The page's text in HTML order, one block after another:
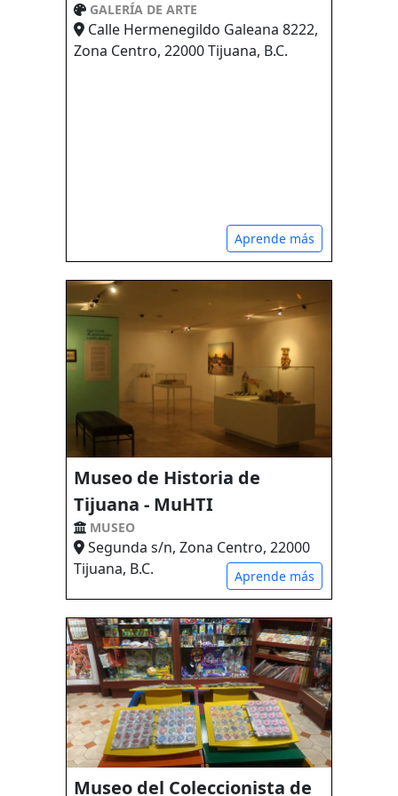
GALERÍA DE ARTE
Calle Hermenegildo Galeana 8222,
Zona Centro, 22000 Tijuana, B.C.
Aprende más
Museo de Historia de
Tijuana - MuHTI
MUSEO
Segunda s/n, Zona Centro, 22000
Tijuana, B.C.
Aprende más
Museo del Coleccionista de